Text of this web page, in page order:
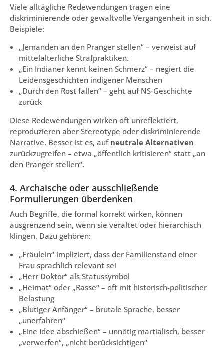
Viele alltägliche Redewendungen tragen eine
diskriminierende oder gewaltvolle Vergangenheit in sich.
Beispiele:
„Jemanden an den Pranger stellen“ – verweist auf
mittelalterliche Strafpraktiken.
„Ein Indianer kennt keinen Schmerz“ – negiert die
Leidensgeschichten indigener Menschen
„Durch den Rost fallen“ – geht auf NS-Geschichte
zurück
Diese Redewendungen wirken oft unreflektiert,
reproduzieren aber Stereotype oder diskriminierende
Narrative. Besser ist es, auf neutrale Alternativen
zurückzugreifen – etwa „öffentlich kritisieren“ statt „an
den Pranger stellen“.
4. Archaische oder ausschließende
Formulierungen überdenken
Auch Begriffe, die formal korrekt wirken, können
ausgrenzend sein, wenn sie veraltet oder hierarchisch
klingen. Dazu gehören:
„Fräulein“ impliziert, dass der Familienstand einer
Frau sprachlich relevant sei
„Herr Doktor“ als Statussymbol
„Heimat“ oder „Rasse“ – oft mit historisch-politischer
Belastung
„Blutiger Anfänger“ – brutale Sprache, besser
„unerfahren“
„Eine Idee abschießen“ – unnötig martialisch, besser
„verwerfen“, „nicht berücksichtigen“